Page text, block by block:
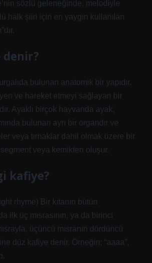
sözlü geleneğinde, melodiyle
halk şiiri için en yaygın kullanılan
denir?
bulunan anatomik bir yapıdır.
ve hareket etmeyi sağlayan bir
Ayaklı birçok hayvanda ayak,
bulunan ayrı bir organdır ve
veya tırnaklar dahil olmak üzere bir
veya kemikten oluşur.
kafiye?
rhyme) Bir kıtanın bütün
ilk üç mısrasının, ya da birinci
üçüncü mısranın dördüncü
düz kafiye denir. Örneğin; “aaaa”,